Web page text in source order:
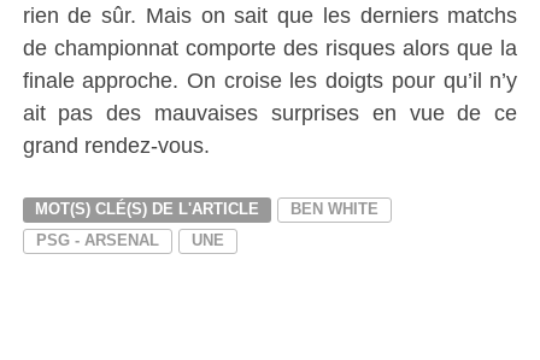
rien de sûr. Mais on sait que les derniers matchs
de championnat comporte des risques alors que la
finale approche. On croise les doigts pour qu’il n’y
ait pas des mauvaises surprises en vue de ce
grand rendez-vous.
MOT(S) CLÉ(S) DE L'ARTICLE
BEN WHITE
PSG - ARSENAL
UNE